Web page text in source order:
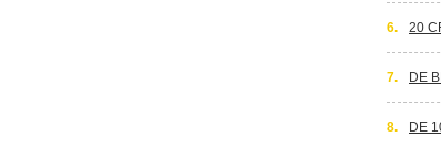
6. 20
7. DE
8. DE